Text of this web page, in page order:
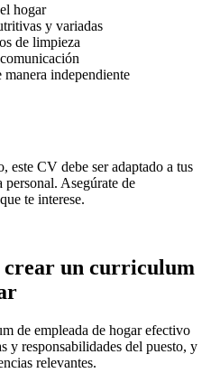
hogar
y variadas
de limpieza
manera independiente
este CV debe ser adaptado a tus
Asegúrate de
te interese.
crear un curriculum
de empleada de hogar efectivo
y responsabilidades del puesto, y
relevantes.